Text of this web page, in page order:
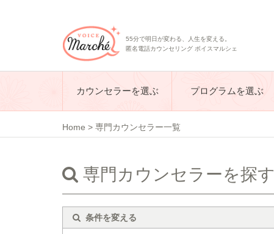
55分で明日が変わる、人生を変える。
匿名電話カウンセリング ボイスマルシェ
カウンセラーを選ぶ プログラムを選ぶ
Home > 専門カウンセラー一覧
専門カウンセラーを探す
条件を変える